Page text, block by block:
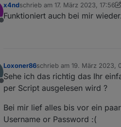
Offline
x4ndschrieb am 17. März 2023, 17:56
zuletzt editiert von x4nd
Funktioniert auch bei mir
Offline
Loxoner86schrieb am 19. März 2023,
zuletzt editiert von
Sehe ich das richtig das Ihr
per Script ausgelesen wird ?
Bei mir lief alles bis vor ein
Username or Password :(